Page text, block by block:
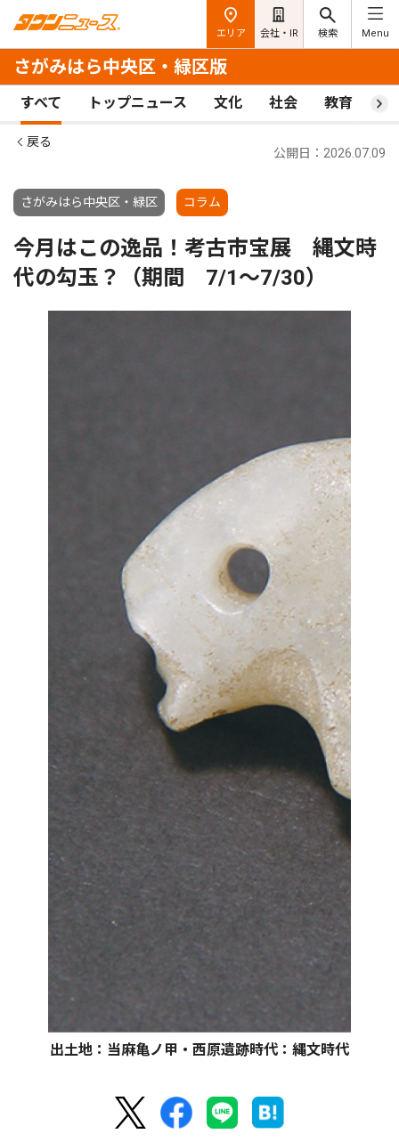
エリア 会社・IR 検索 Menu
さがみはら中央区・緑区版
すべて トップニュース 文化 社会 教育 ス
戻る
さがみはら中央区・緑区 コラム
公開日：2026.07.09
今月はこの逸品！考古市宝展 縄文時
代の勾玉？（期間 7/1〜7/30）
出土地：当麻亀ノ甲・西原遺跡時代：縄文時代